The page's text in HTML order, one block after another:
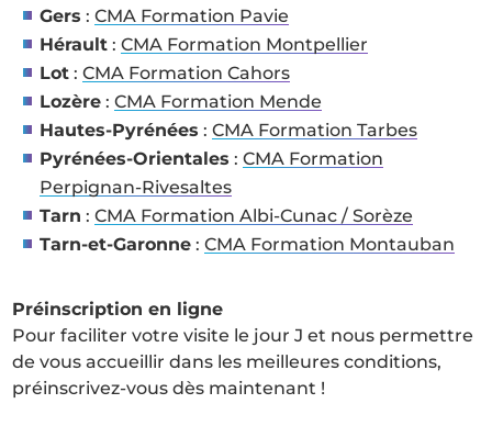
Gers :CMA Formation Pavie
Hérault :CMA Formation Montpellier
Lot :CMA Formation Cahors
Lozère :CMA Formation Mende
Hautes-Pyrénées :CMA Formation Tarbes
Pyrénées-Orientales :CMA Formation
Perpignan-Rivesaltes
Tarn :CMA Formation Albi-Cunac / Sorèze
Tarn-et-Garonne :CMA Formation Montauban
Préinscription en ligne
Pour faciliter votre visite le jour J et nous permettre
de vous accueillir dans les meilleures conditions,
préinscrivez-vous dès maintenant !